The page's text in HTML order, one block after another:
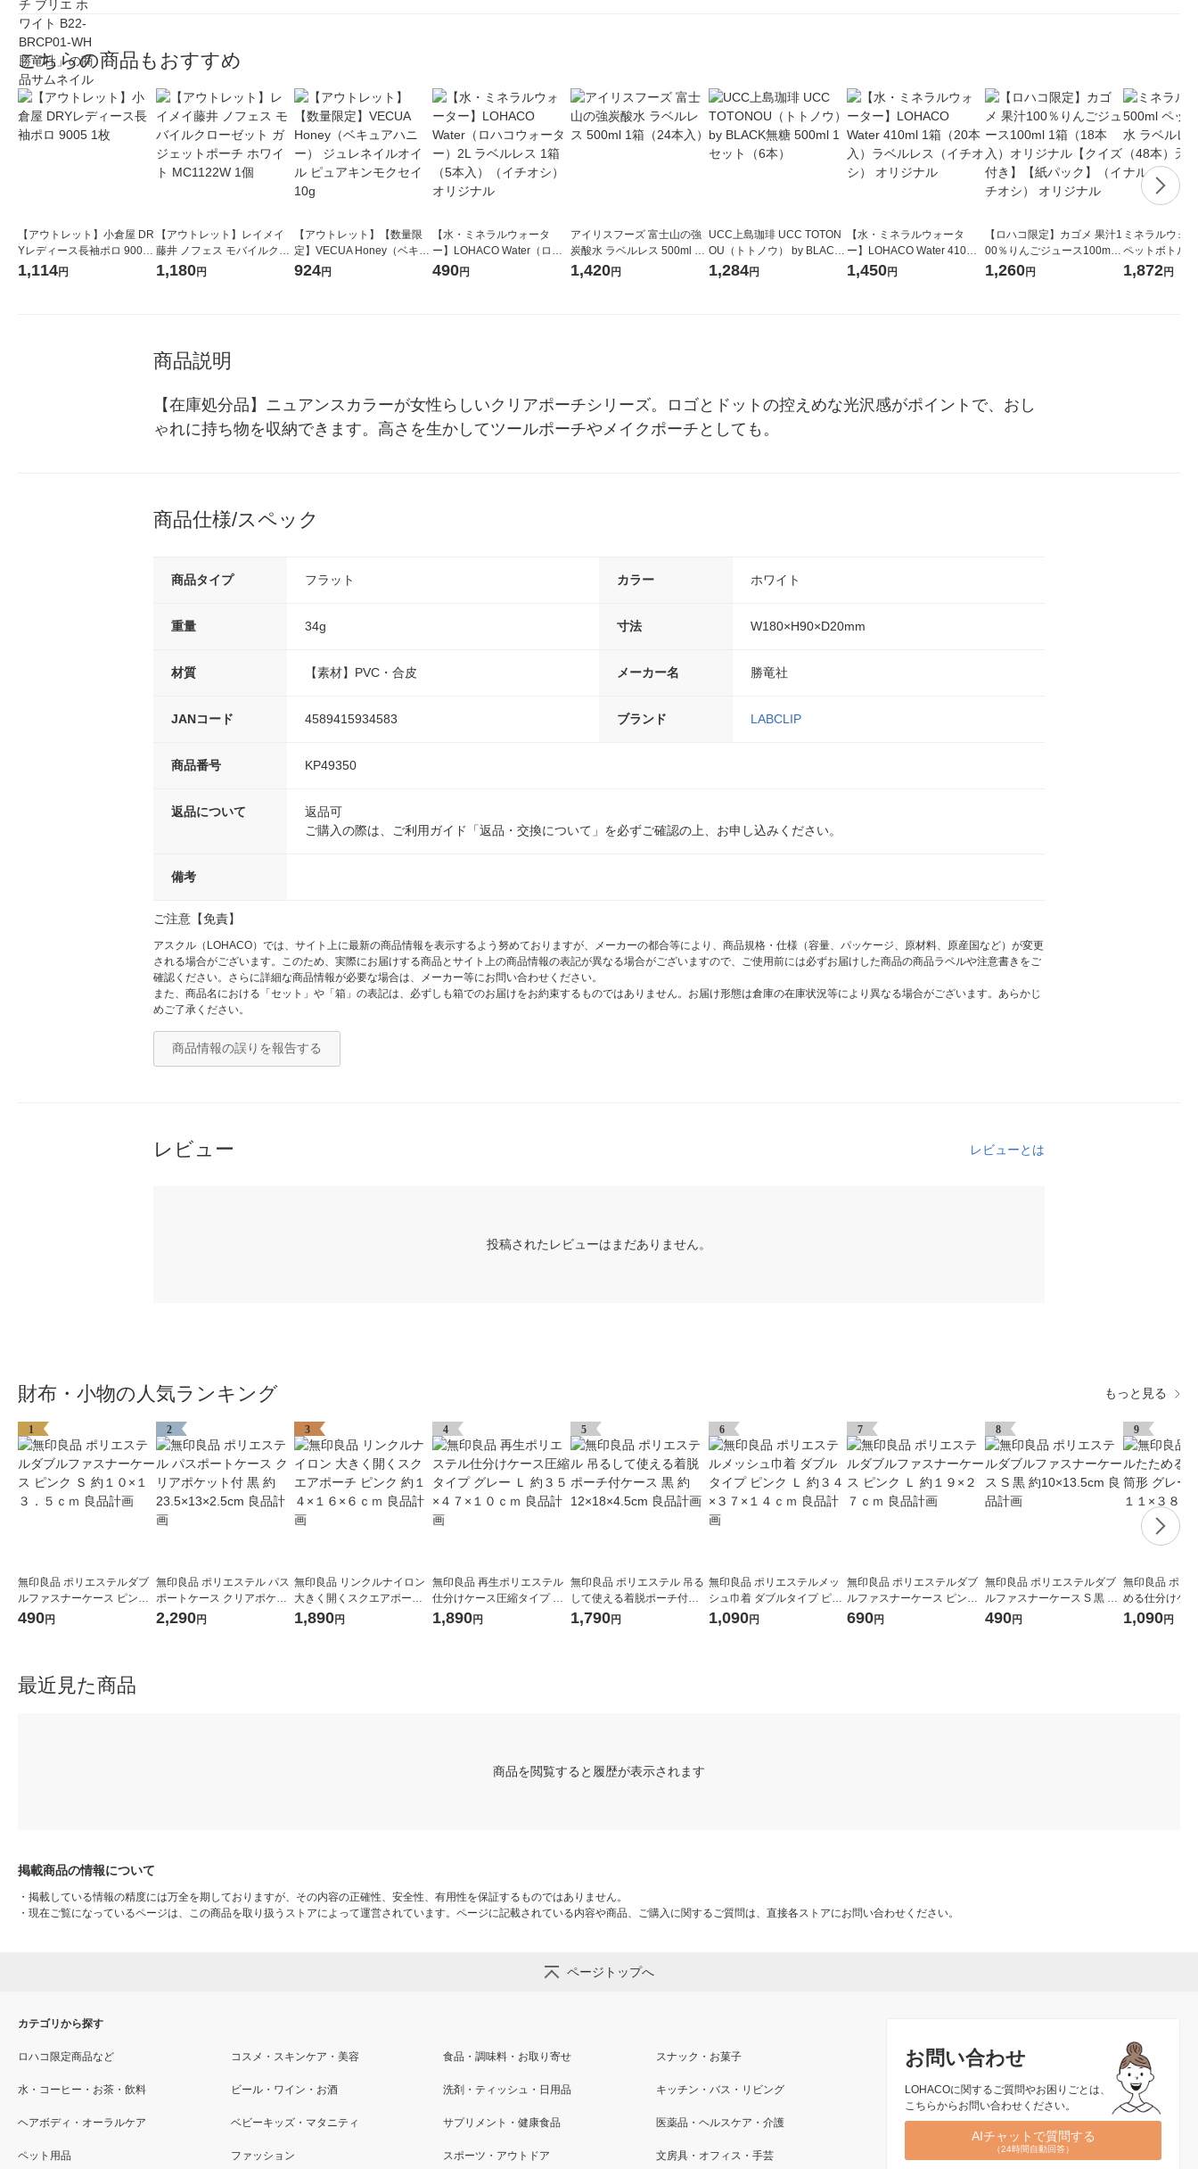
こちらの商品もおすすめ
【アウトレット】小倉屋 DR
Yレディース長袖ポロ 9005
1枚
1,114円
【アウトレット】レイメイ
藤井 ノフェス モバイルクロ
ーゼット ガジェットポーチ
1,180円
【アウトレット】【数量限
定】VECUA Honey（ベキュ
アハニー） ジュレネイルオ
924円
【水・ミネラルウォータ
ー】LOHACO Water（ロハ
コウォーター）2L ラベルレ
490円
アイリスフーズ 富士山の強
炭酸水 ラベルレス 500ml 1
箱（24本入）
1,420円
UCC上島珈琲 UCC TOTON
OU（トトノウ） by BLACK
無糖 500ml 1セット（6本）
1,284円
【水・ミネラルウォータ
ー】LOHACO Water 410ml
1箱（20本入）ラベルレス
1,450円
【ロハコ限定】カゴメ 果汁1
00％りんごジュース100ml 1
箱（18本入）オリジナル
1,260円
ミネラルウォ
ペットボトル
ス 1セット（
1,872円
商品説明
【在庫処分品】ニュアンスカラーが女性らしいクリアポーチシリーズ。ロゴとドットの控えめな光沢感がポイントで、おし
ゃれに持ち物を収納できます。高さを生かしてツールポーチやメイクポーチとしても。
商品仕様/スペック
商品タイプ フラット カラー ホワイト
重量 34g 寸法 W180×H90×D20mm
材質 【素材】PVC・合皮 メーカー名 勝竜社
JANコード 4589415934583 ブランド LABCLIP
商品番号 KP49350
返品について
返品可
ご購入の際は、ご利用ガイド「返品・交換について」を必ずご確認の上、お申し込みください。
備考
ご注意【免責】
アスクル（LOHACO）では、サイト上に最新の商品情報を表示するよう努めておりますが、メーカーの都合等により、商品規格・仕様（容量、パッケージ、原材料、原産国など）が変更
される場合がございます。このため、実際にお届けする商品とサイト上の商品情報の表記が異なる場合がございますので、ご使用前には必ずお届けした商品の商品ラベルや注意書きをご
確認ください。さらに詳細な商品情報が必要な場合は、メーカー等にお問い合わせください。
また、商品名における「セット」や「箱」の表記は、必ずしも箱でのお届けをお約束するものではありません。お届け形態は倉庫の在庫状況等により異なる場合がございます。あらかじ
めご了承ください。
商品情報の誤りを報告する
レビュー レビューとは
投稿されたレビューはまだありません。
財布・小物の人気ランキング もっと見る
1
無印良品 ポリエステルダブ
ルファスナーケース ピンク
Ｓ 約１０×１３．５ｃｍ 良
490円
2
無印良品 ポリエステル パス
ポートケース クリアポケッ
ト付 黒 約23.5×13×2.5cm 良
2,290円
3
無印良品 リンクルナイロン
大きく開くスクエアポーチ
ピンク 約１４×１６×６ｃｍ
1,890円
4
無印良品 再生ポリエステル
仕分けケース圧縮タイプ グ
レー Ｌ 約３５×４７×１０ｃ
1,890円
5
無印良品 ポリエステル 吊る
して使える着脱ポーチ付ケ
ース 黒 約12×18×4.5cm 良
1,790円
6
無印良品 ポリエステルメッ
シュ巾着 ダブルタイプ ピン
ク Ｌ 約３４×３７×１４ｃｍ
1,090円
7
無印良品 ポリエステルダブ
ルファスナーケース ピンク
Ｌ 約１９×２７ｃｍ 良品計
690円
8
無印良品 ポリエステルダブ
ルファスナーケース S 黒 約
10×13.5cm 良品計画
490円
9
無印良品 ポリ
める仕分けケ
ー Ｍ 約１１×
1,090円
最近見た商品
商品を閲覧すると履歴が表示されます
掲載商品の情報について
・ 掲載している情報の精度には万全を期しておりますが、その内容の正確性、安全性、有用性を保証するものではありません。
・ 現在ご覧になっているページは、この商品を取り扱うストアによって運営されています。ページに記載されている内容や商品、ご購入に関するご質問は、直接各ストアにお問い合わせください。
ページトップへ
お問い合わせ
LOHACOに関するご質問やお困りごとは、
こちらからお問い合わせください。
AIチャットで質問する
（24時間自動回答）
カテゴリから探す
ロハコ限定商品など コスメ・スキンケア・美容 食品・調味料・お取り寄せ スナック・お菓子
水・コーヒー・お茶・飲料 ビール・ワイン・お酒 洗剤・ティッシュ・日用品 キッチン・バス・リビング
ヘアボディ・オーラルケア ベビーキッズ・マタニティ サプリメント・健康食品 医薬品・ヘルスケア・介護
ペット用品 ファッション スポーツ・アウトドア 文房具・オフィス・手芸